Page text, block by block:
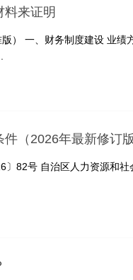
来证明
） 一、财务制度建设 业绩
（2026年最新修订版
82号 自治区人力资源和